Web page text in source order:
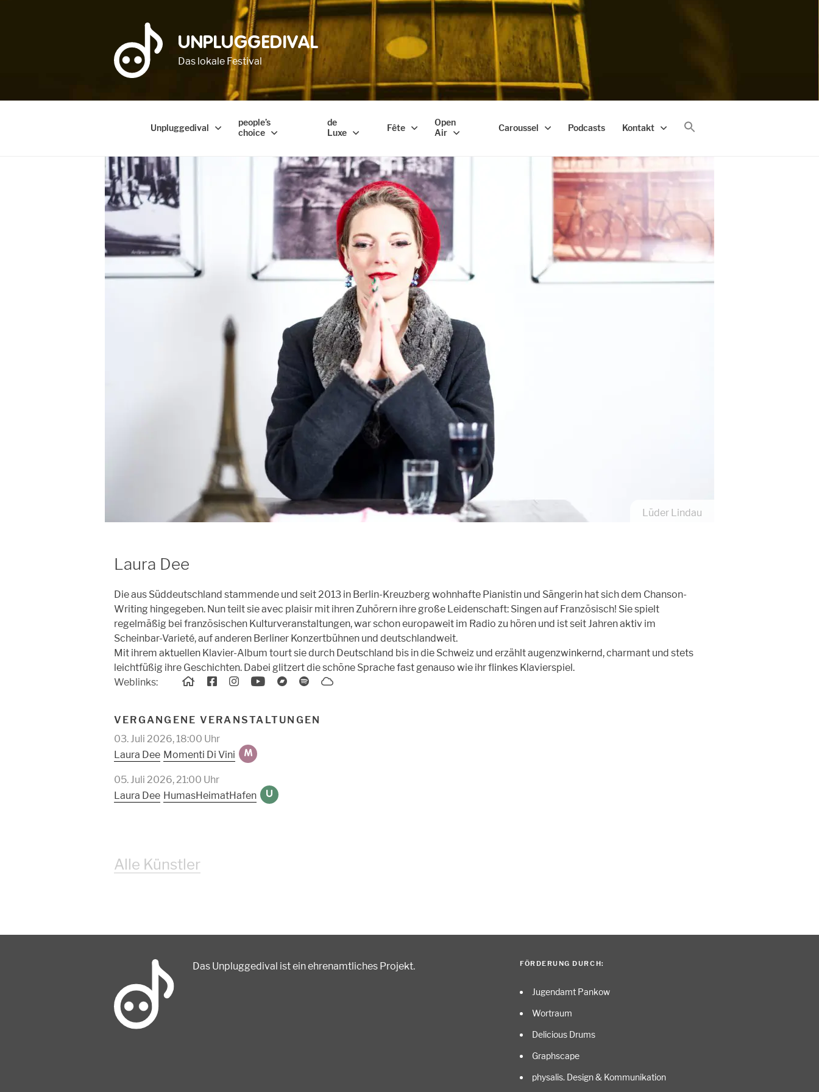
UNPLUGGEDIVAL
Das lokale Festival
Unpluggedival
people’s
choice
de
Luxe
Fête
Open
Air
Caroussel Podcasts Kontakt
Lüder Lindau
Laura Dee
Die aus Süddeutschland stammende und seit 2013 in Berlin-Kreuzberg wohnhafte Pianistin und Sängerin hat sich dem Chanson-
Writing hingegeben. Nun teilt sie avec plaisir mit ihren Zuhörern ihre große Leidenschaft: Singen auf Französisch! Sie spielt
regelmäßig bei französischen Kulturveranstaltungen, war schon europaweit im Radio zu hören und ist seit Jahren aktiv im
Scheinbar-Varieté, auf anderen Berliner Konzertbühnen und deutschlandweit.
Mit ihrem aktuellen Klavier-Album tourt sie durch Deutschland bis in die Schweiz und erzählt augenzwinkernd, charmant und stets
leichtfüßig ihre Geschichten. Dabei glitzert die schöne Sprache fast genauso wie ihr flinkes Klavierspiel.
Weblinks:
VERGANGENE VERANSTALTUNGEN
03. Juli 2026, 18:00 Uhr
Laura Dee Momenti Di Vini M
05. Juli 2026, 21:00 Uhr
Laura Dee HumasHeimatHafen U
Alle Künstler
Das Unpluggedival ist ein ehrenamtliches Projekt. FÖRDERUNG DURCH:
Jugendamt Pankow
Wortraum
Delicious Drums
Graphscape
physalis. Design & Kommunikation